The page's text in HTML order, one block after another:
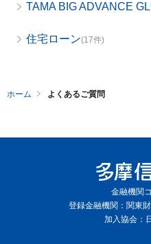
TAMA BIG ADVANCE
住宅ローン(17件)
ホーム よくあるご質問
金融機関
登録金融機関：関東
加入協会：